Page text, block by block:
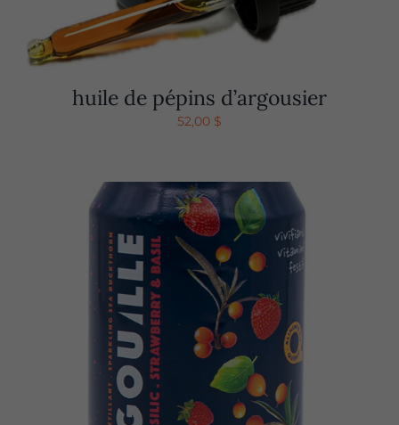
huile de pépins d’argousier
52,00 $